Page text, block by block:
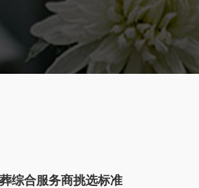
综合服务商挑选标准